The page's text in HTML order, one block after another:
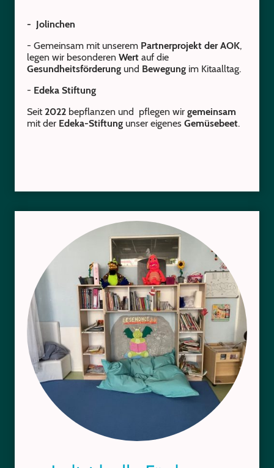
- Jolinchen
- Gemeinsam mit unserem Partnerprojekt der AOK,
legen wir besonderen Wert auf die
Gesundheitsförderung und Bewegung im Kitaalltag.
- Edeka Stiftung
Seit2022 bepflanzen und pflegen wir gemeinsam
mit der Edeka-Stiftung unser eigenes Gemüsebeet.